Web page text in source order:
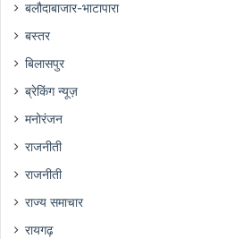
बलौदाबाजार-भाटापारा
बस्तर
बिलासपुर
ब्रेकिंग न्यूज़
मनोरंजन
राजनीती
राजनीती
राज्य समाचार
रायगढ़